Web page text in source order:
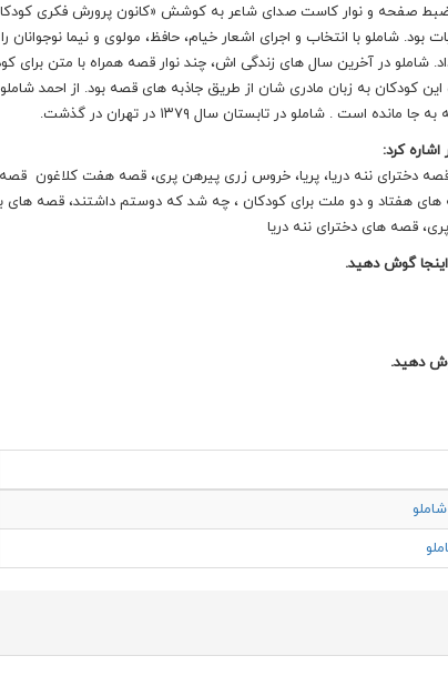
ضبط صفحه و نوار کاست صدای شاعر به کوشش «کانون پرورش فکری
بود. شاملو با انتخاب و اجرای اشعار خیام، حافظ، مولوی و نیما نوجوانان
شاملو در آخرین سال های زندگی اش، چند نوار قصه همراه با متن برای
است . شاملو در تابستان سال ۱۳۷۹ در تهران در گذشت.
اشاره کرد:
دخترای ننه دریا، پریا، خروس زری پیرهن پری، قصه هفت کلاغون
هفتاد و دو ملت برای کودکان ، چه شد که دوستم داشتند، قصه های
قصه های دخترای ننه دریا
گوش دهید.
دهید.